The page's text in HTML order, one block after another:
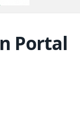
Portal